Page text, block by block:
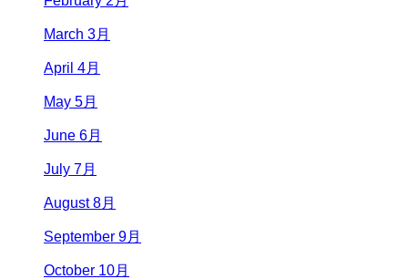
March 3月
April 4月
May 5月
June 6月
July 7月
August 8月
September 9月
October 10月